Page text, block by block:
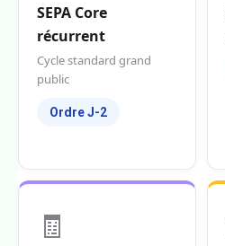
SEPA Core
récurrent
Cycle standard grand
public
Ordre J-2
🧾